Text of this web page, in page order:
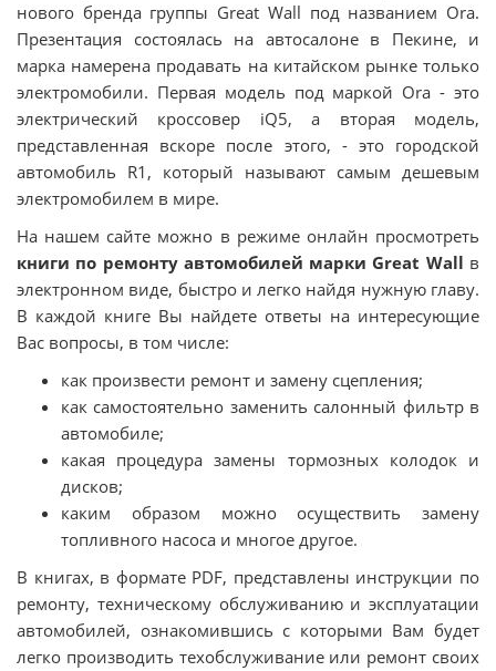
нового бренда группы Great Wall под названием Ora.
Презентация состоялась на автосалоне в Пекине, и
марка намерена продавать на китайском рынке только
электромобили. Первая модель под маркой Ora - это
электрический кроссовер iQ5, а вторая модель,
представленная вскоре после этого, - это городской
автомобиль R1, который называют самым дешевым
электромобилем в мире.
На нашем сайте можно в режиме онлайн просмотреть
книги по ремонту автомобилей марки Great Wall в
электронном виде, быстро и легко найдя нужную главу.
В каждой книге Вы найдете ответы на интересующие
Вас вопросы, в том числе:
как произвести ремонт и замену сцепления;
как самостоятельно заменить салонный фильтр в
автомобиле;
какая процедура замены тормозных колодок и
дисков;
каким образом можно осуществить замену
топливного насоса и многое другое.
В книгах, в формате PDF, представлены инструкции по
ремонту, техническому обслуживанию и эксплуатации
автомобилей, ознакомившись с которыми Вам будет
легко производить техобслуживание или ремонт своих